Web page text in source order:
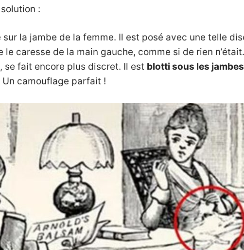
:
la jambe de la femme. Il est posé avec une telle
le caresse de la main gauche, comme si de rien n’était.
se fait encore plus discret. Il est blotti sous les
camouflage parfait !